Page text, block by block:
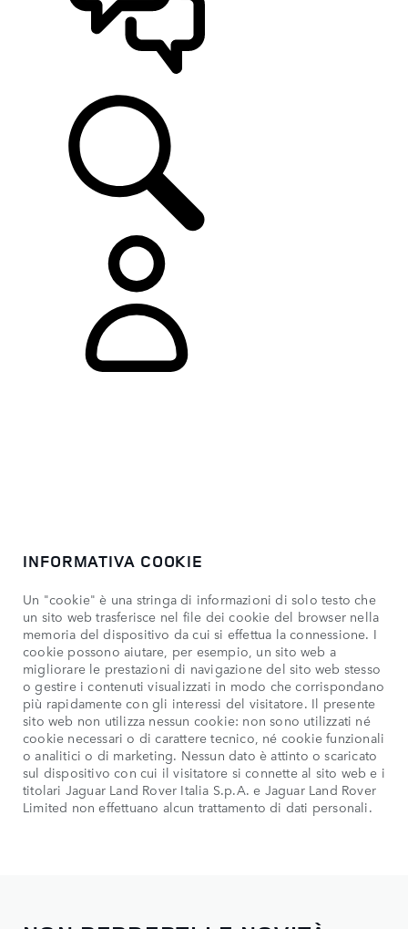
INFORMATIVA COOKIE
Un "cookie" è una stringa di informazioni di solo testo che
un sito web trasferisce nel file dei cookie del browser nella
memoria del dispositivo da cui si effettua la connessione. I
cookie possono aiutare, per esempio, un sito web a
migliorare le prestazioni di navigazione del sito web stesso
o gestire i contenuti visualizzati in modo che corrispondano
più rapidamente con gli interessi del visitatore. Il presente
sito web non utilizza nessun cookie: non sono utilizzati né
cookie necessari o di carattere tecnico, né cookie funzionali
o analitici o di marketing. Nessun dato è attinto o scaricato
sul dispositivo con cui il visitatore si connette al sito web e i
titolari Jaguar Land Rover Italia S.p.A. e Jaguar Land Rover
Limited non effettuano alcun trattamento di dati personali.